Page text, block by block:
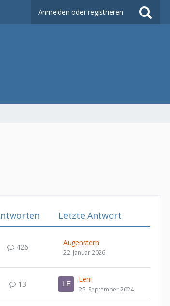
Anmelden oder registrieren
Letzte Antwort
426
Augenstern
22. Januar 2026
13
Leni
25. September 2024